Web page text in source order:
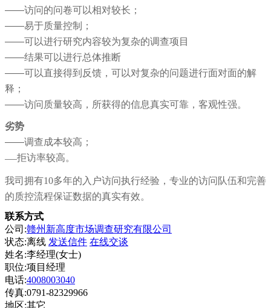
——访问的问卷可以相对较长；
——易于质量控制；
——可以进行研究内容较为复杂的调查项目
——结果可以进行总体推断
——可以直接得到反馈，可以对复杂的问题进行面对面的解
释；
——访问质量较高，所获得的信息真实可靠，客观性强。
劣势
——调查成本较高；
——拒访率较高。
我司拥有10多年的入户访问执行经验，专业的访问队伍和完善
的质控流程保证数据的真实有效。
联系方式
公司:赣州新高度市场调查研究有限公司
状态:离线 发送信件 在线交谈
姓名:李经理(女士)
职位:项目经理
电话:4008003040
传真:0791-82329966
地区:其它